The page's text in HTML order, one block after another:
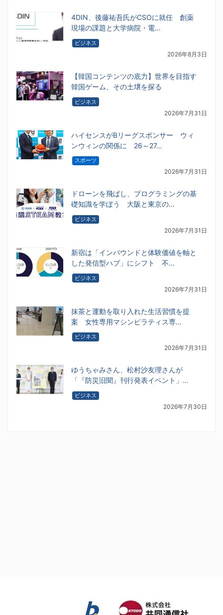
4DIN、後藤祐吾氏がCSOに就任 創薬
現場の課題と大学病院・電…
ビジネス
2026年8月3日
【韓国コンテンツの底力】世界を目指す
韓国ゲーム、その土壌を探る
ビジネス
2026年7月31日
ハイセンスがBリーグスポンサー ウィ
ンウィンの関係に 26～27…
スポーツ
2026年7月31日
ドローンを飛ばし、プログラミングの基
礎知識を学ぼう 大阪と東京の…
ビジネス
2026年7月31日
新宿は「インバウンドと体験価値を軸と
した発信型ハブ」にシフト 不…
ビジネス
2026年7月31日
抹茶と運動を取り入れた生活習慣を提
案 女性専用マシンピラティス専…
ビジネス
2026年7月31日
ゆうちゃみさん、松村沙友理さんが
「『防災旧聞』刊行発表イベント」…
ビジネス
2026年7月30日